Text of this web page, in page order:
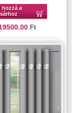
hozzá a
Ft